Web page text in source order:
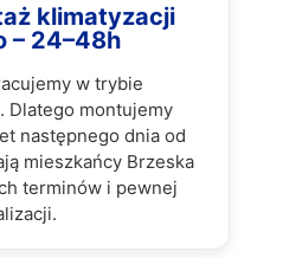
klimatyzacji
– 24–48h
w trybie
Dlatego montujemy
następnego dnia od
mieszkańcy Brzeska
terminów i pewnej